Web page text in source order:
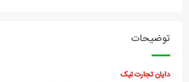
توضیحات
دایان تجارت تیک